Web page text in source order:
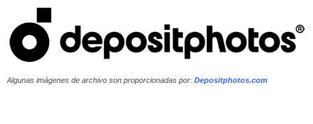
Algunas imágenes de archivo son proporcionadas por: Depositphotos.com